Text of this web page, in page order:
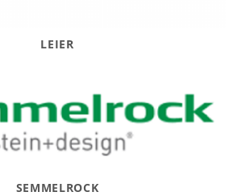
LEIER
SEMMELROCK